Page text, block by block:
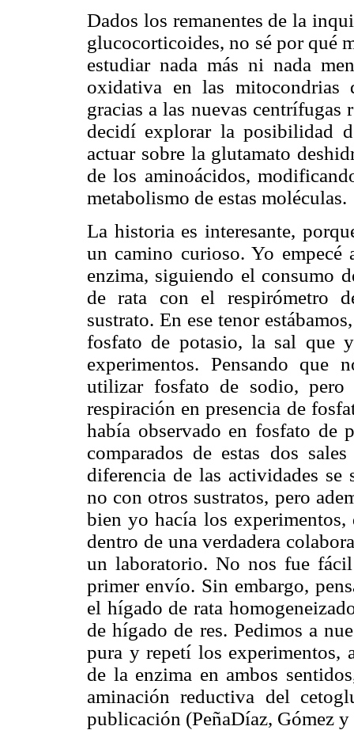
Dados los remanentes de la
glucocorticoides, no sé por qué
estudiar nada más ni nada
oxidativa en las mitocondrias
gracias a las nuevas centrífugas
decidí explorar la posibilidad
actuar sobre la glutamato
de los aminoácidos,
metabolismo de estas moléculas.
La historia es interesante,
un camino curioso. Yo
enzima, siguiendo el consumo
de rata con el respirómetro
sustrato. En ese tenor
fosfato de potasio, la sal que
experimentos. Pensando que
utilizar fosfato de sodio, pero
respiración en presencia de
había observado en fosfato de
comparados de estas dos
diferencia de las actividades
no con otros sustratos, pero
bien yo hacía los
dentro de una verdadera
un laboratorio. No nos fue
primer envío. Sin embargo,
el hígado de rata
de hígado de res. Pedimos a
pura y repetí los experimentos,
de la enzima en ambos
aminación reductiva del
publicación (PeñaDíaz, Gómez